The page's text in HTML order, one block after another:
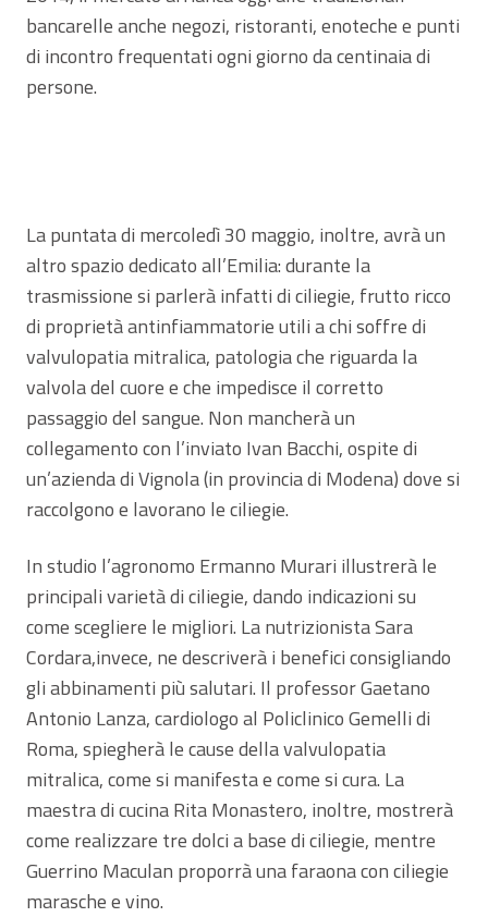
bancarelle anche negozi, ristoranti, enoteche e punti
di incontro frequentati ogni giorno da centinaia di
persone.
La puntata di mercoledì 30 maggio, inoltre, avrà un
altro spazio dedicato all’Emilia: durante la
trasmissione si parlerà infatti di ciliegie, frutto ricco
di proprietà antinfiammatorie utili a chi soffre di
valvulopatia mitralica, patologia che riguarda la
valvola del cuore e che impedisce il corretto
passaggio del sangue. Non mancherà un
collegamento con l’inviato Ivan Bacchi, ospite di
un’azienda di Vignola (in provincia di Modena) dove si
raccolgono e lavorano le ciliegie.
In studio l’agronomo Ermanno Murari illustrerà le
principali varietà di ciliegie, dando indicazioni su
come scegliere le migliori. La nutrizionista Sara
Cordara,invece, ne descriverà i benefici consigliando
gli abbinamenti più salutari. Il professor Gaetano
Antonio Lanza, cardiologo al Policlinico Gemelli di
Roma, spiegherà le cause della valvulopatia
mitralica, come si manifesta e come si cura. La
maestra di cucina Rita Monastero, inoltre, mostrerà
come realizzare tre dolci a base di ciliegie, mentre
Guerrino Maculan proporrà una faraona con ciliegie
marasche e vino.